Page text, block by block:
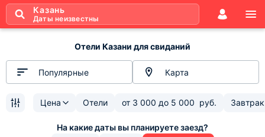
Казань
Даты неизвестны
Отели Казани для свиданий
Популярные Карта
Цена Отели от 3 000 до 5 000 руб.